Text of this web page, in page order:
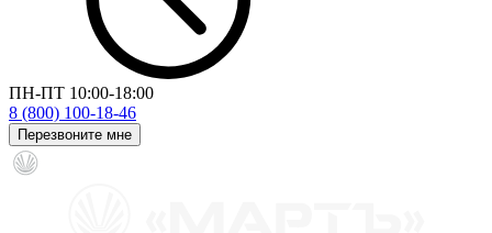
ПН-ПТ 10:00-18:00
8 (800) 100-18-46
Перезвоните мне